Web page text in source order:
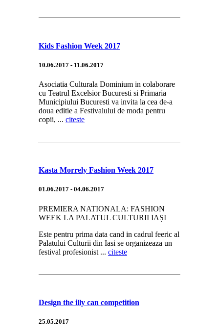
Kids Fashion Week 2017
10.06.2017 - 11.06.2017
Asociatia Culturala Dominium in colaborare
cu Teatrul Excelsior Bucuresti si Primaria
Municipiului Bucuresti va invita la cea de-a
doua editie a Festivalului de moda pentru
copii, ... citeste
Kasta Morrely Fashion Week 2017
01.06.2017 - 04.06.2017
PREMIERA NATIONALA: FASHION
WEEK LA PALATUL CULTURII IAȘI
Este pentru prima data cand in cadrul feeric al
Palatului Culturii din Iasi se organizeaza un
festival profesionist ... citeste
Design the illy can competition
25.05.2017